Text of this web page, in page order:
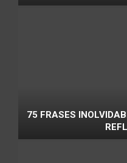
75 FRASES